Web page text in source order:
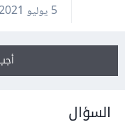
5 يوليو 2021
السؤال